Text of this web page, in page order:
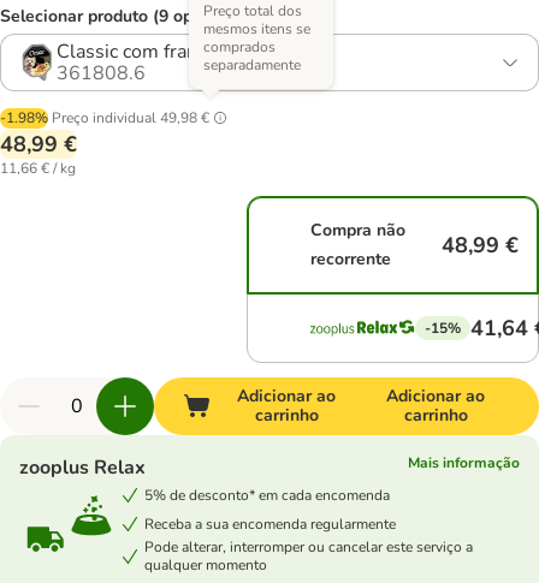
Selecionar produto (9 opções)
Classic com frango tenro e peru
361808.6
-1.98% Preço individual49,98 €
Preço total dos
mesmos itens se
comprados
separadamente
48,99 €
11,66 € / kg
Compra não
recorrente
48,99 €
-15% 41,64
Adicionar ao
carrinho
Adicionar ao
carrinho
zooplus Relax
Mais informação
5% de desconto* em cada encomenda
Receba a sua encomenda regularmente
Pode alterar, interromper ou cancelar este serviço a
qualquer momento